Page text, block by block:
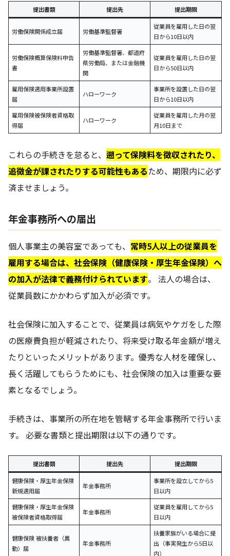
提出書類 提出先 提出期限
労働保険関係成立届 労働基準監督署
従業員を雇用した日の翌
日から10日以内
労働保険概算保険料申告
書
労働基準監督署、都道府
県労働局、または金融機
関
従業員を雇用した日の翌
日から50日以内
雇用保険適用事業所設置
届
ハローワーク
事業所を設置した日の翌
日から10日以内
雇用保険被保険者資格取
得届
ハローワーク
従業員を雇用した月の翌
月10日まで
これらの手続きを怠ると、 遡って保険料を徴収されたり、
追徴金が課されたりする可能性もあるため、期限内に必ず
済ませましょう。
年金事務所への届出
個人事業主の美容室であっても、 常時5人以上の従業員を
雇用する場合は、社会保険（健康保険・厚生年金保険）へ
の加入が法律で義務付けられています。 法人の場合は、
従業員数にかかわらず加入が必須です。
社会保険に加入することで、従業員は病気やケガをした際
の医療費負担が軽減されたり、将来受け取る年金額が増え
たりといったメリットがあります。優秀な人材を確保し、
長く活躍してもらうためにも、社会保険の加入は重要な要
素となるでしょう。
手続きは、事業所の所在地を管轄する年金事務所で行いま
す。 必要な書類と提出期限は以下の通りです。
提出書類 提出先 提出期限
健康保険・厚生年金保険
新規適用届
年金事務所
事業所を設立してから5
日以内
健康保険・厚生年金保険
被保険者資格取得届
年金事務所
従業員を雇用してから5
日以内
健康保険 被扶養者（異
動）届
年金事務所
扶養家族がいる場合に提
出（事実発生から5日以
内）